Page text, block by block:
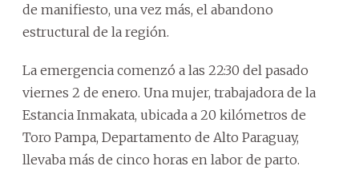
de manifiesto, una vez más, el abandono
estructural de la región.
La emergencia comenzó a las 22:30 del pasado
viernes 2 de enero. Una mujer, trabajadora de la
Estancia Inmakata, ubicada a 20 kilómetros de
Toro Pampa, Departamento de Alto Paraguay,
llevaba más de cinco horas en labor de parto.